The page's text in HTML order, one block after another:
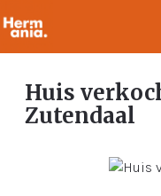
Huis
Zutendaal